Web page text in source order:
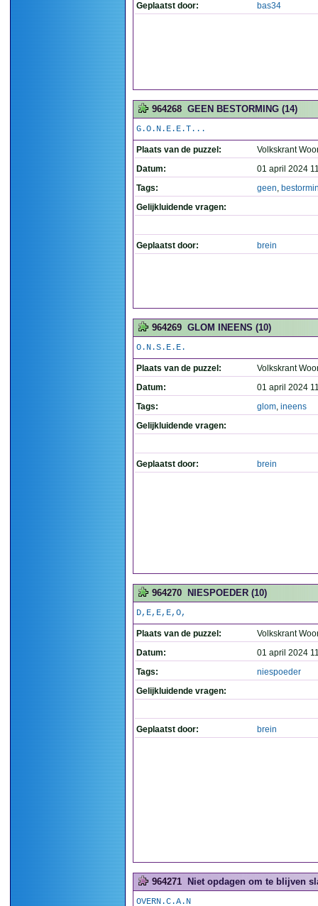
Geplaatst door: bas34
964268 GEEN BESTORMING (14)
G.O.N.E.E.T...
Plaats van de puzzel:
Volkskrant
Datum:
01 april 2024
Tags:
geen,
Gelijkluidende vragen:
Geplaatst door: brein
964269 GLOM INEENS (10)
O.N.S.E.E.
Plaats van de puzzel:
Volkskrant
Datum:
01 april 2024
Tags:
glom, ineens
Gelijkluidende vragen:
Geplaatst door: brein
964270 NIESPOEDER (10)
D,E,E,E,O,
Plaats van de puzzel:
Volkskrant
Datum:
01 april 2024
Tags:
niespoeder
Gelijkluidende vragen:
Geplaatst door: brein
964271 Niet opdagen om te blijven
OVERN.C.A.N